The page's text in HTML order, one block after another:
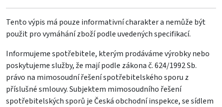
Tento výpis má pouze informativní charakter a nemůže být
použit pro vymáhání zboží podle uvedených specifikací.
Informujeme spotřebitele, kterým prodáváme výrobky nebo
poskytujeme služby, že mají podle zákona č. 624/1992 Sb.
právo na mimosoudní řešení spotřebitelského sporu z
příslušné smlouvy. Subjektem mimosoudního řešení
spotřebitelských sporů je Česká obchodní inspekce, se sídlem